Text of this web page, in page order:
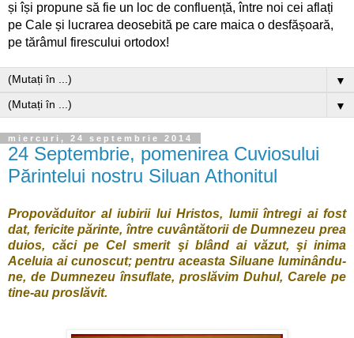
și își propune să fie un loc de confluență, între noi cei aflați
pe Cale și lucrarea deosebită pe care maica o desfășoară,
pe tărâmul firescului ortodox!
▼
▼
miercuri, 24 septembrie 2014
24 Septembrie, pomenirea Cuviosului
Părintelui nostru Siluan Athonitul
Propovăduitor al iubirii lui Hristos, lumii întregi ai fost
dat, fericite părinte, între cuvântătorii de Dumne­zeu prea
duios, căci pe Cel smerit şi blând ai văzut, şi inima
Aceluia ai cunoscut; pentru aceasta Siluane luminându-
ne, de Dumnezeu însuflate, proslăvim Du­hul, Carele pe
tine-au proslăvit.